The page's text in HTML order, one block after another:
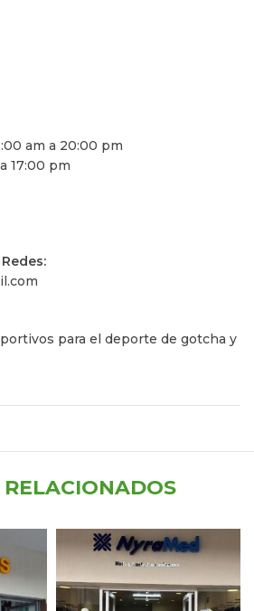
am a 20:00 pm
17:00 pm
para el deporte de gotcha y